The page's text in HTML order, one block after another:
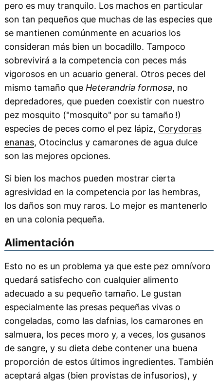
pero es muy tranquilo. Los machos en particular
son tan pequeños que muchas de las especies que
se mantienen comúnmente en acuarios los
consideran más bien un bocadillo. Tampoco
sobrevivirá a la competencia con peces más
vigorosos en un acuario general. Otros peces del
mismo tamaño que Heterandria formosa, no
depredadores, que pueden coexistir con nuestro
pez mosquito ("mosquito" por su tamaño !)
especies de peces como el pez lápiz, Corydoras
enanas, Otocinclus y camarones de agua dulce
son las mejores opciones.
Si bien los machos pueden mostrar cierta
agresividad en la competencia por las hembras,
los daños son muy raros. Lo mejor es mantenerlo
en una colonia pequeña.
Alimentación
Esto no es un problema ya que este pez omnívoro
quedará satisfecho con cualquier alimento
adecuado a su pequeño tamaño. Le gustan
especialmente las presas pequeñas vivas o
congeladas, como las dafnias, los camarones en
salmuera, los peces moro y, a veces, los gusanos
de sangre, y su dieta debe contener una buena
proporción de estos últimos ingredientes. También
aceptará algas (bien provistas de infusorios), y